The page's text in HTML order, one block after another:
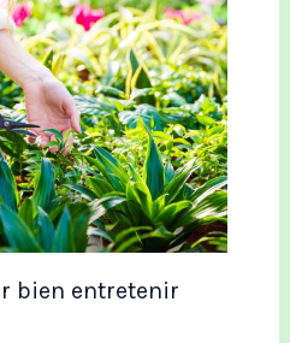
bien entretenir